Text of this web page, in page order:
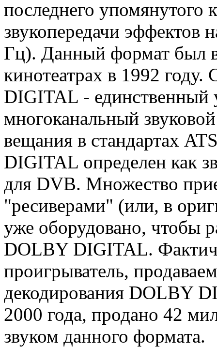
последнего упомянутого
звукопередачи эффектов
Гц). Данный формат был
кинотеатрах в 1992
DIGITAL - единственный
многоканальный
вещания в стандартах
DIGITAL определен как
для DVB. Множество
"ресиверами" (или, в
уже оборудовано, чтобы
DOLBY DIGITAL.
проигрыватель,
декодирования DOLBY
2000 года, продано 42
звуком данного формата.